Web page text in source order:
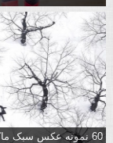
60 نمونه عکس سبک ماکسیمالیسم